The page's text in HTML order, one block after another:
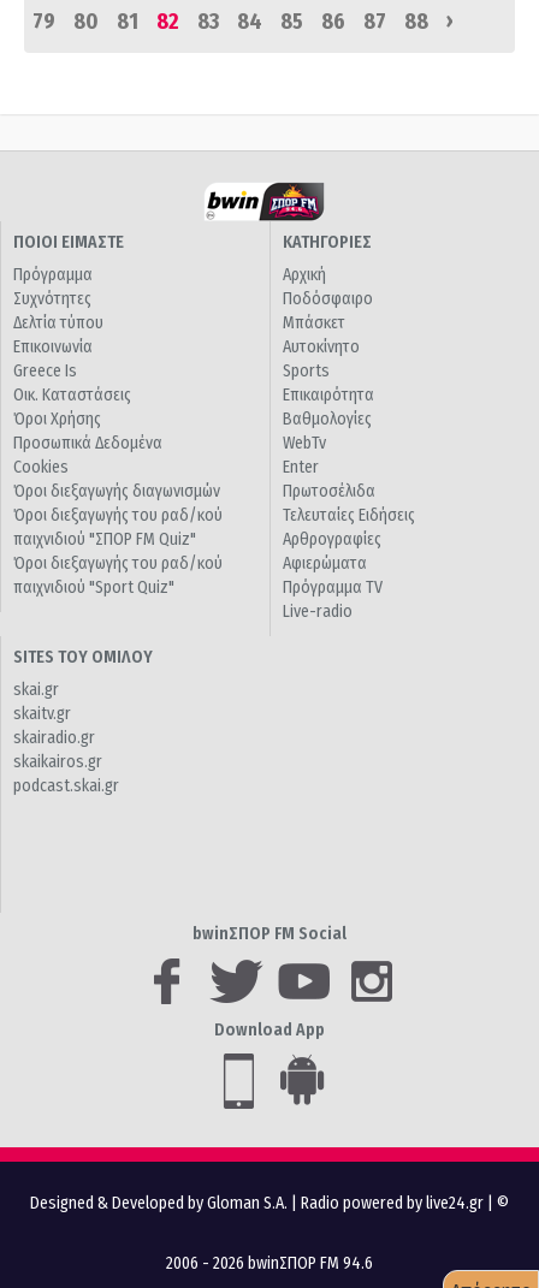
79
80 81 82 83 84 85 86 87 88 ›
ΠΟΙΟΙ ΕΙΜΑΣΤΕ
Πρόγραμμα
Συχνότητες
Δελτία τύπου
Επικοινωνία
Greece Is
Οικ. Καταστάσεις
Όροι Χρήσης
Προσωπικά Δεδομένα
Cookies
Όροι διεξαγωγής διαγωνισμών
Όροι διεξαγωγής του ραδ/κού
παιχνιδιού "ΣΠΟΡ FM Quiz"
Όροι διεξαγωγής του ραδ/κού
παιχνιδιού "Sport Quiz"
ΚΑΤΗΓΟΡΙΕΣ
Αρχική
Ποδόσφαιρο
Μπάσκετ
Αυτοκίνητο
Sports
Επικαιρότητα
Βαθμολογίες
WebTv
Enter
Πρωτοσέλιδα
Τελευταίες Ειδήσεις
Αρθρογραφίες
Αφιερώματα
Πρόγραμμα TV
Live-radio
SITES ΤΟΥ ΟΜΙΛΟΥ
skai.gr
skaitv.gr
skairadio.gr
skaikairos.gr
podcast.skai.gr
bwinΣΠΟΡ FM Social
Download App
Designed & Developed by Gloman S.A. Radio powered by live24.gr | ©
2006 - 2026 bwinΣΠΟΡ FM 94.6